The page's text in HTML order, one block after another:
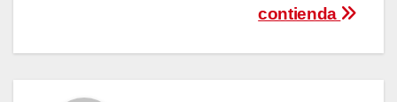
contienda